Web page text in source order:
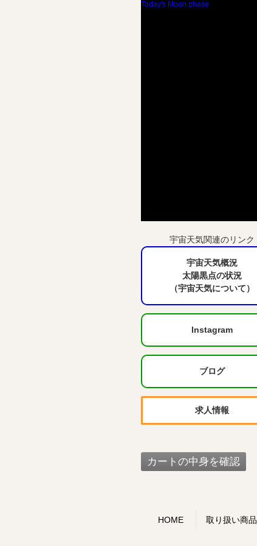
Today's Moon phase
宇宙天気関連のリンク
宇宙天気概況
太陽黒点の状況
（宇宙天気について）
Instagram
ブログ
求人情報
HOME 取り扱い商品